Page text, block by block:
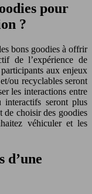
pour
?
bons goodies à offrir
de l’expérience de
aux enjeux
ou recyclables seront
les interactions entre
interactifs seront plus
de choisir des goodies
véhiculer et les
d’une